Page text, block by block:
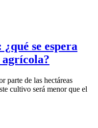
se espera
agrícola?
parte de las hectáreas
cultivo será menor que el